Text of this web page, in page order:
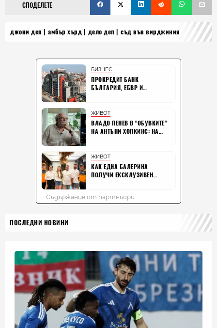
СПОДЕЛЕТЕ
джони деп амбър хърд дело деп съд във вирджиния
ПОСЛЕДНИ НОВИНИ